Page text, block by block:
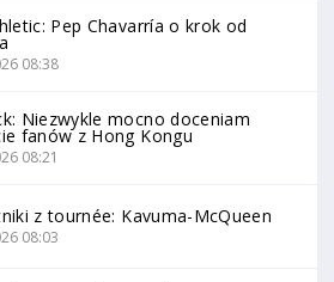
Pep Chavarría o krok od
08:38
Niezwykle mocno doceniam
fanów z Hong Kongu
08:21
z tournée: Kavuma-McQueen
08:03